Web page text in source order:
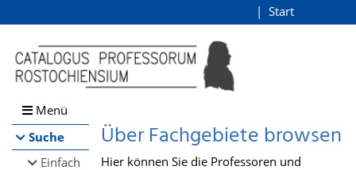
Browsen
direkt zum Inhalt
Start
Menü
Suche
Einfach
Über Fachgebiete browsen
Hier können Sie die Professoren und